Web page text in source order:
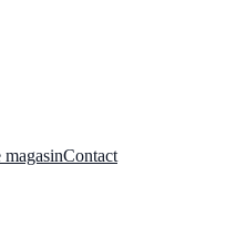
magasinContact